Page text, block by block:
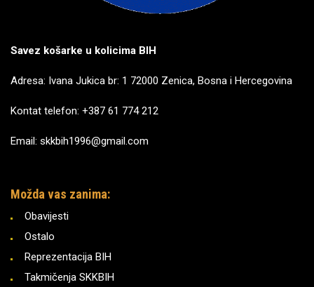
Savez košarke u kolicima BIH
Adresa: Ivana Jukica br: 1 72000 Zenica, Bosna i Hercegovina
Kontat telefon: +387 61 774 212
Email: skkbih1996@gmail.com
Možda vas zanima:
Obavijesti
Ostalo
Reprezentacija BIH
Takmičenja SKKBIH